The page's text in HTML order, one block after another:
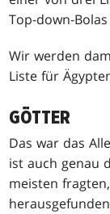
Top-down-
Wir werden
Liste für
GÖTTER
Das war das
ist auch genau
meisten